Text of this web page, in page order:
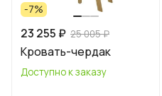
-7%
23 255 ₽ 25 005 ₽
Кровать-чердак
Доступно к заказу